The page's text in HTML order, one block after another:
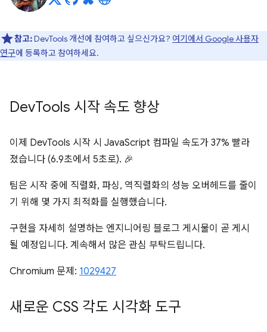
참고:DevTools 개선에 참여하고 싶으신가요? 여기에서 Google 사용자
연구에 등록하고 참여하세요.
DevTools 시작 속도 향상
이제 DevTools 시작 시 JavaScript 컴파일 속도가 37% 빨라
졌습니다 (6.9초에서 5초로). 🎉
팀은 시작 중에 직렬화, 파싱, 역직렬화의 성능 오버헤드를 줄이
기 위해 몇 가지 최적화를 실행했습니다.
구현을 자세히 설명하는 엔지니어링 블로그 게시물이 곧 게시
될 예정입니다. 계속해서 많은 관심 부탁드립니다.
Chromium 문제: 1029427
새로운 CSS 각도 시각화 도구